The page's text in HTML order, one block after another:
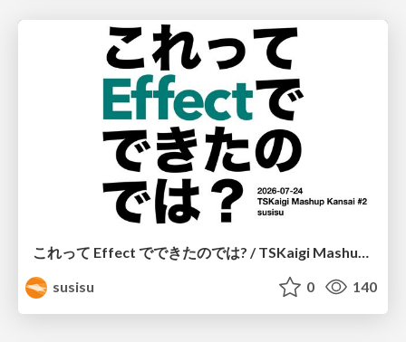
susisu
0 140